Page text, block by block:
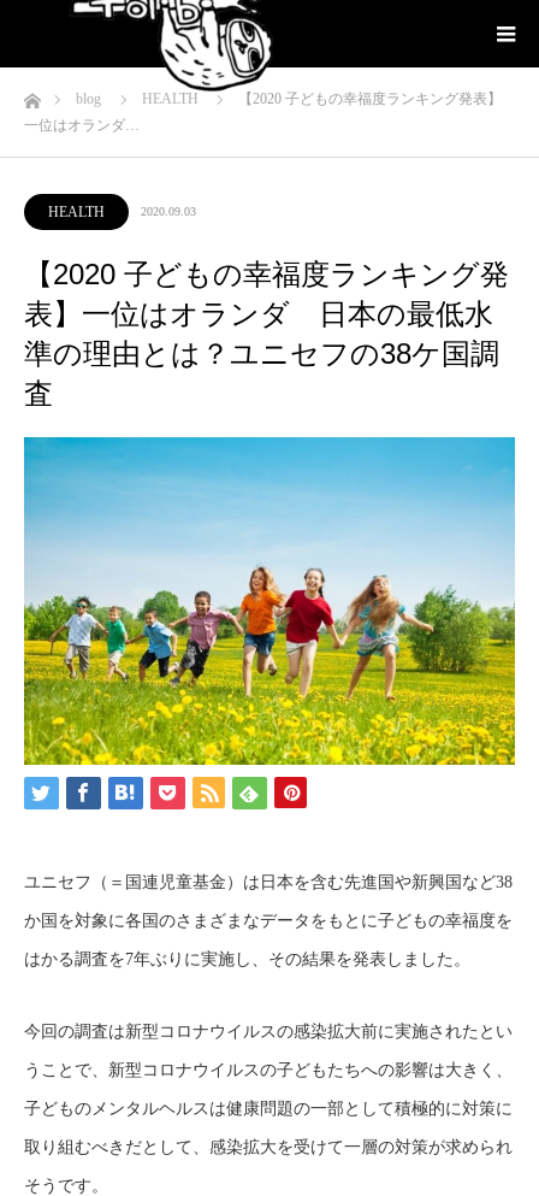
ホームblog HEALTH
【2020 子どもの幸福度ランキング発表】
一位はオランダ…
HEALTH 2020.09.03
【2020 子どもの幸福度ランキング発
表】一位はオランダ 日本の最低水
準の理由とは？ユニセフの38ケ国調
査
ユニセフ（＝国連児童基金）は日本を含む先進国や新興国など38
か国を対象に各国のさまざまなデータをもとに子どもの幸福度を
はかる調査を7年ぶりに実施し、その結果を発表しました。
今回の調査は新型コロナウイルスの感染拡大前に実施されたとい
うことで、新型コロナウイルスの子どもたちへの影響は大きく、
子どものメンタルヘルスは健康問題の一部として積極的に対策に
取り組むべきだとして、感染拡大を受けて一層の対策が求められ
そうです。